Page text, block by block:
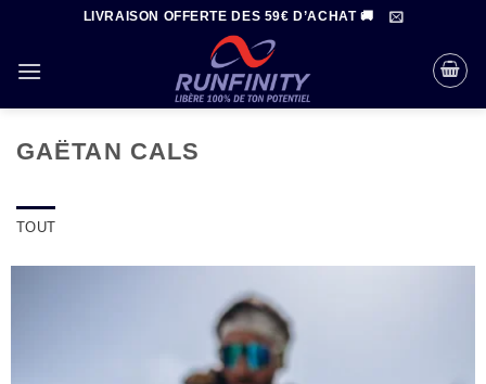
contenu
LIVRAISON OFFERTE DES 59€ D’ACHAT 🚚
GAËTAN CALS
TOUT